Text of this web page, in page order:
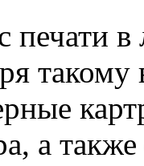
печати в
а